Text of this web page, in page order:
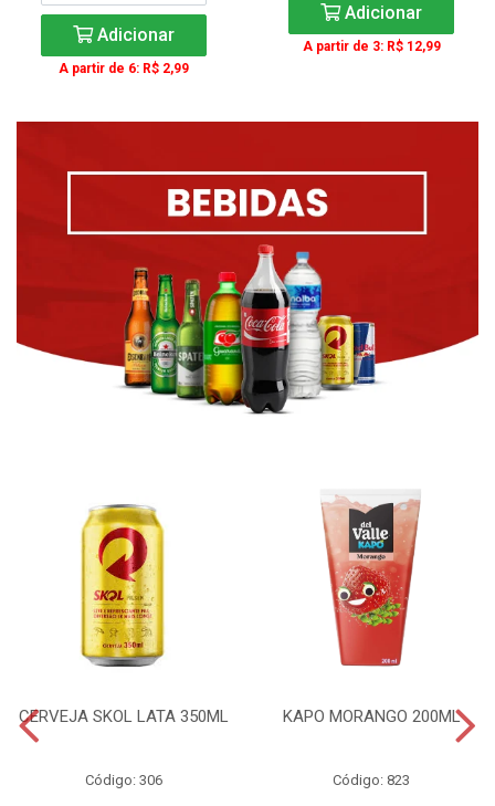
Adicionar
A partir de 6: R$ 2,99
Adicionar
A partir de 3: R$ 12,99
CERVEJA SKOL LATA 350ML
Código: 306
KAPO MORANGO 200ML
Código: 823